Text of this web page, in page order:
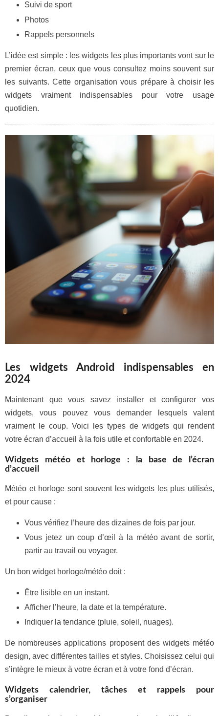
Suivi de sport
Photos
Rappels personnels
L’idée est simple : les widgets les plus importants vont sur le
premier écran, ceux que vous consultez moins souvent sur
les suivants. Cette organisation vous prépare à choisir les
widgets vraiment indispensables pour votre usage
quotidien.
Les widgets Android indispensables en
2024
Maintenant que vous savez installer et configurer vos
widgets, vous pouvez vous demander lesquels valent
vraiment le coup. Voici les types de widgets qui rendent
votre écran d’accueil à la fois utile et confortable en 2024.
Widgets météo et horloge : la base de l’écran
d’accueil
Météo et horloge sont souvent les widgets les plus utilisés,
et pour cause :
Vous vérifiez l’heure des dizaines de fois par jour.
Vous jetez un coup d’œil à la météo avant de sortir,
partir au travail ou voyager.
Un bon widget horloge/météo doit :
Être lisible en un instant.
Afficher l’heure, la date et la température.
Indiquer la tendance (pluie, soleil, nuages).
De nombreuses applications proposent des widgets météo
design, avec différentes tailles et styles. Choisissez celui qui
s’intègre le mieux à votre écran et à votre fond d’écran.
Widgets calendrier, tâches et rappels pour
s’organiser